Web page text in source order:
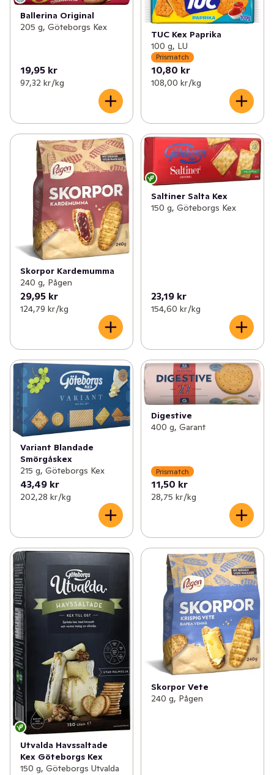
Ballerina Original
205 g, Göteborgs Kex
19,95 kr
97,32 kr /kg
TUC Kex Paprika
100 g, LU
Prismatch
10,80 kr
108,00 kr /kg
Skorpor Kardemumma
240 g, Pågen
29,95 kr
124,79 kr /kg
Saltiner Salta Kex
150 g, Göteborgs Kex
23,19 kr
154,60 kr /kg
Variant Blandade
Smörgåskex
215 g, Göteborgs Kex
43,49 kr
202,28 kr /kg
Digestive
400 g, Garant
Prismatch
11,50 kr
28,75 kr /kg
Utvalda Havssaltade
Kex Göteborgs Kex
150 g, Göteborgs Utvalda
Skorpor Vete
240 g, Pågen